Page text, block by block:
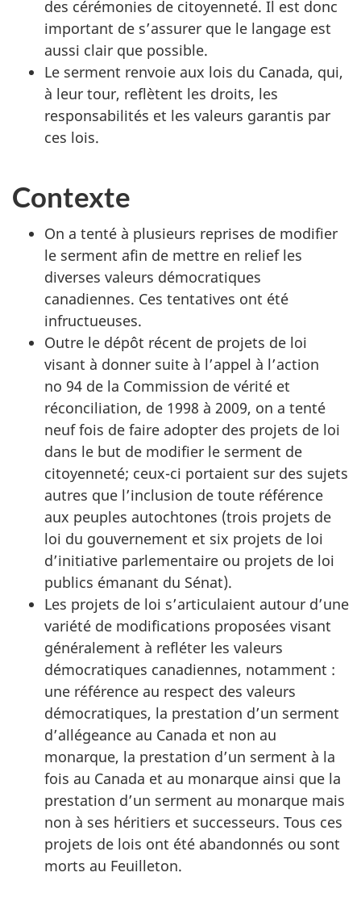
des cérémonies de citoyenneté. Il est donc
important de s’assurer que le langage est
aussi clair que possible.
Le serment renvoie aux lois du Canada, qui,
à leur tour, reflètent les droits, les
responsabilités et les valeurs garantis par
ces lois.
Contexte
On a tenté à plusieurs reprises de modifier
le serment afin de mettre en relief les
diverses valeurs démocratiques
canadiennes. Ces tentatives ont été
infructueuses.
Outre le dépôt récent de projets de loi
visant à donner suite à l’appel à l’action
no 94 de la Commission de vérité et
réconciliation, de 1998 à 2009, on a tenté
neuf fois de faire adopter des projets de loi
dans le but de modifier le serment de
citoyenneté; ceux-ci portaient sur des sujets
autres que l’inclusion de toute référence
aux peuples autochtones (trois projets de
loi du gouvernement et six projets de loi
d’initiative parlementaire ou projets de loi
publics émanant du Sénat).
Les projets de loi s’articulaient autour d’une
variété de modifications proposées visant
généralement à refléter les valeurs
démocratiques canadiennes, notamment :
une référence au respect des valeurs
démocratiques, la prestation d’un serment
d’allégeance au Canada et non au
monarque, la prestation d’un serment à la
fois au Canada et au monarque ainsi que la
prestation d’un serment au monarque mais
non à ses héritiers et successeurs. Tous ces
projets de lois ont été abandonnés ou sont
morts au Feuilleton.